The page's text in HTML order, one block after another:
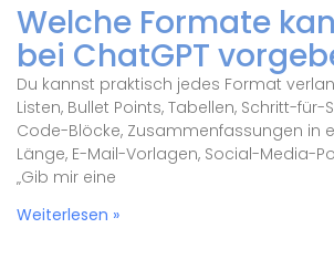
Welche Formate
bei ChatGPT
Du kannst praktisch jedes Format
Listen, Bullet Points, Tabellen, Schritt-
Code-Blöcke, Zusammenfassungen in
Länge, E-Mail-Vorlagen, Social-Media-
„Gib mir eine
Weiterlesen »